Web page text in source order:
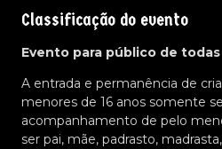
Classificação do evento
Evento para público de
A entrada e permanência de
menores de 16 anos somente
acompanhamento de pelo
ser pai, mãe, padrasto,